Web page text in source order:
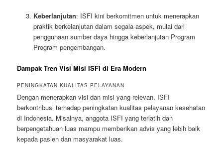
Keberlanjutan: ISFI kini berkomitmen untuk menerapkan
praktik berkelanjutan dalam segala aspek, mulai dari
penggunaan sumber daya hingga keberlanjutan Program
Program pengembangan.
Dampak Tren Visi Misi ISFI di Era Modern
PENINGKATAN KUALITAS PELAYANAN
Dengan menerapkan visi dan misi yang relevan, ISFI
berkontribusi terhadap peningkatan kualitas pelayanan kesehatan
di Indonesia. Misalnya, anggota ISFI yang terlatih dan
berpengetahuan luas mampu memberikan advis yang lebih baik
kepada pasien dan masyarakat luas.